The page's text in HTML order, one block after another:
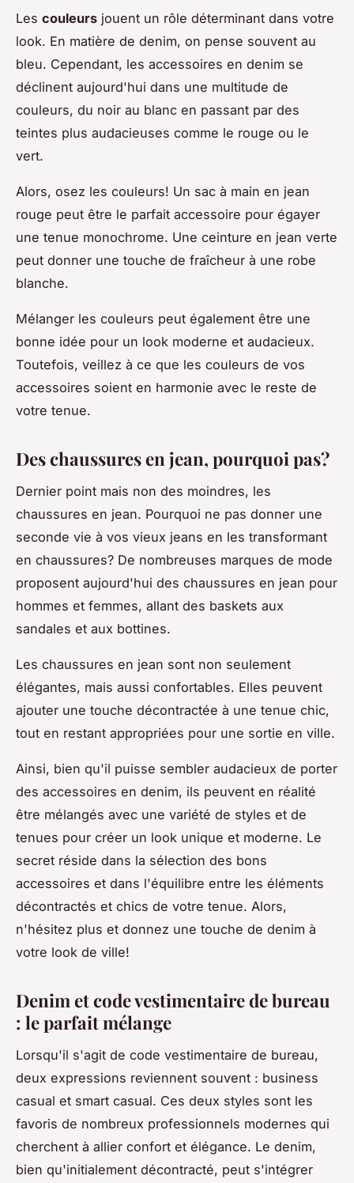
Les couleurs jouent un rôle déterminant dans votre
look. En matière de denim, on pense souvent au
bleu. Cependant, les accessoires en denim se
déclinent aujourd'hui dans une multitude de
couleurs, du noir au blanc en passant par des
teintes plus audacieuses comme le rouge ou le
vert.
Alors, osez les couleurs! Un sac à main en jean
rouge peut être le parfait accessoire pour égayer
une tenue monochrome. Une ceinture en jean verte
peut donner une touche de fraîcheur à une robe
blanche.
Mélanger les couleurs peut également être une
bonne idée pour un look moderne et audacieux.
Toutefois, veillez à ce que les couleurs de vos
accessoires soient en harmonie avec le reste de
votre tenue.
Des chaussures en jean, pourquoi pas?
Dernier point mais non des moindres, les
chaussures en jean. Pourquoi ne pas donner une
seconde vie à vos vieux jeans en les transformant
en chaussures? De nombreuses marques de mode
proposent aujourd'hui des chaussures en jean pour
hommes et femmes, allant des baskets aux
sandales et aux bottines.
Les chaussures en jean sont non seulement
élégantes, mais aussi confortables. Elles peuvent
ajouter une touche décontractée à une tenue chic,
tout en restant appropriées pour une sortie en ville.
Ainsi, bien qu'il puisse sembler audacieux de porter
des accessoires en denim, ils peuvent en réalité
être mélangés avec une variété de styles et de
tenues pour créer un look unique et moderne. Le
secret réside dans la sélection des bons
accessoires et dans l'équilibre entre les éléments
décontractés et chics de votre tenue. Alors,
n'hésitez plus et donnez une touche de denim à
votre look de ville!
Denim et code vestimentaire de bureau
: le parfait mélange
Lorsqu'il s'agit de code vestimentaire de bureau,
deux expressions reviennent souvent : business
casual et smart casual. Ces deux styles sont les
favoris de nombreux professionnels modernes qui
cherchent à allier confort et élégance. Le denim,
bien qu'initialement décontracté, peut s'intégrer